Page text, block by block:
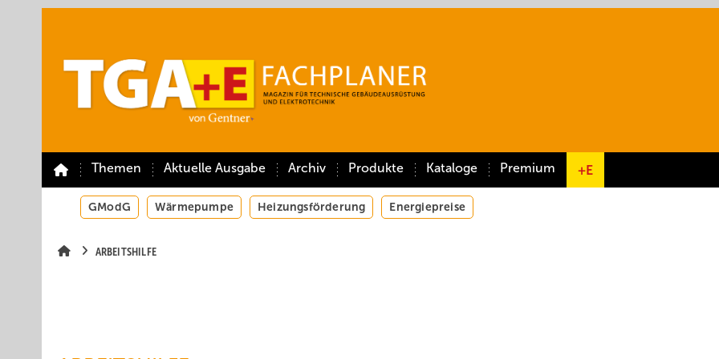
Themen Aktuelle Ausgabe Archiv Produkte Kataloge Premium +E
GModG Wärmepumpe Heizungsförderung Energiepreise
ARBEITSHILFE